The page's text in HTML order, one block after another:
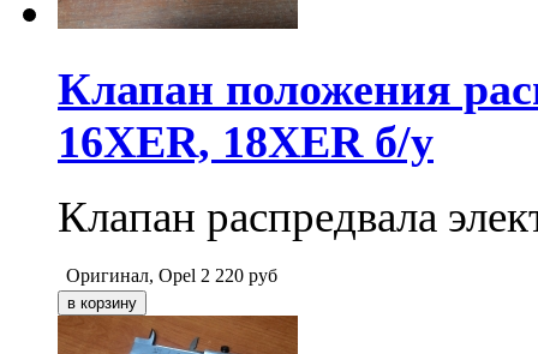
Клапан положения
16XER, 18XER б/у
Клапан распредвала
Оригинал, Opel 2 220 руб